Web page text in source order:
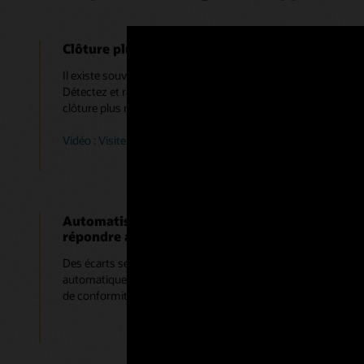
Clôture plus rapide grâce à l’automatisation
Il existe souvent de nombreux comptes à solde nul, à faible
Détectez et rapprochez automatiquement ces comptes à
clôture plus rapide.
Vidéo : Visite guidée de Account Reconciliation dans Oracle
Automatiser les écritures de journaux pour
répondre aux besoins en matière de conformité
Des écarts se produisent, et pour ceux que vous jugez
automatiquement des écritures de journal pour les résoudre
de conformité, accélérer le processus et maintenir l’exactitude.